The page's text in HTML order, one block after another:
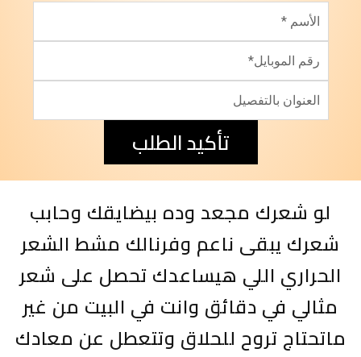
تأكيد الطلب
لو شعرك مجعد وده بيضايقك وحابب
شعرك يبقى ناعم وفرنالك مشط الشعر
الحراري اللي هيساعدك تحصل على شعر
مثالي في دقائق وانت في البيت من غير
ماتحتاج تروح للحلاق وتتعطل عن معادك